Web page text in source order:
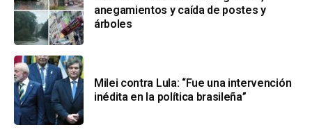
anegamientos y caída de postes y
árboles
Milei contra Lula: “Fue una intervención
inédita en la política brasileña”